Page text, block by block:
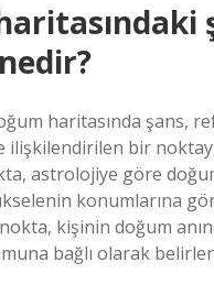
haritasında şans,
ilişkilendirilen bir
astrolojiye göre
konumlarına
kişinin doğum
bağlı olarak